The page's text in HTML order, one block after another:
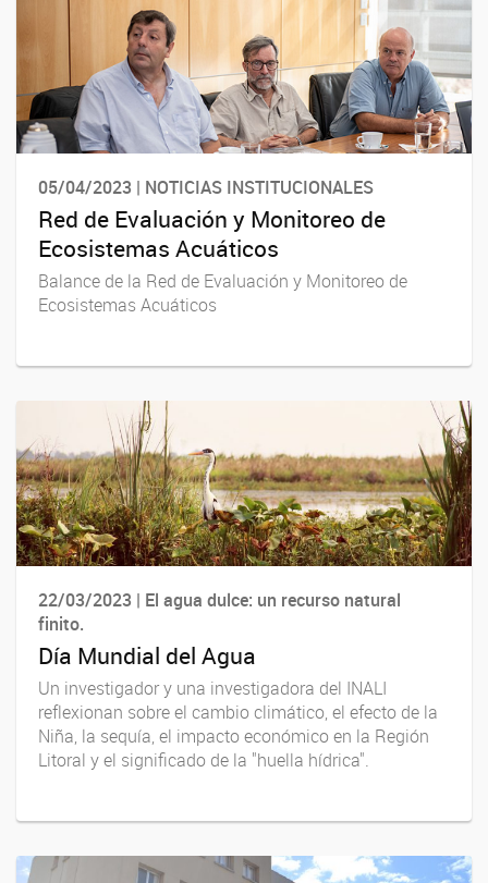
05/04/2023 | NOTICIAS INSTITUCIONALES
Red de Evaluación y Monitoreo de
Ecosistemas Acuáticos
Balance de la Red de Evaluación y Monitoreo de
Ecosistemas Acuáticos
22/03/2023 | El agua dulce: un recurso natural
finito.
Día Mundial del Agua
Un investigador y una investigadora del INALI
reflexionan sobre el cambio climático, el efecto de la
Niña, la sequía, el impacto económico en la Región
Litoral y el significado de la "huella hídrica".